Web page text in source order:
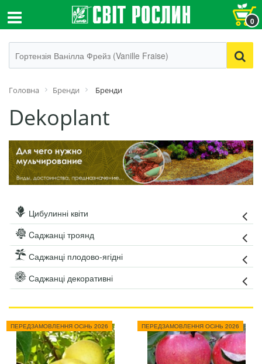
0
Головна Бренди Бренди
Dekoplant
Цибулинні квіти
Cаджанці троянд
Саджанці плодово-ягідні
Саджанці декоративні
ПЕРЕДЗАМОВЛЕННЯ ОСіНЬ 2026 ПЕРЕДЗАМОВЛЕННЯ ОСіНЬ 2026